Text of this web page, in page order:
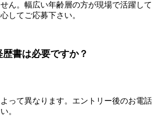
ん。幅広い年齢層の方が現場で活躍して
してご応募下さい。
書は必要ですか？
って異なります。エントリー後のお電話
。